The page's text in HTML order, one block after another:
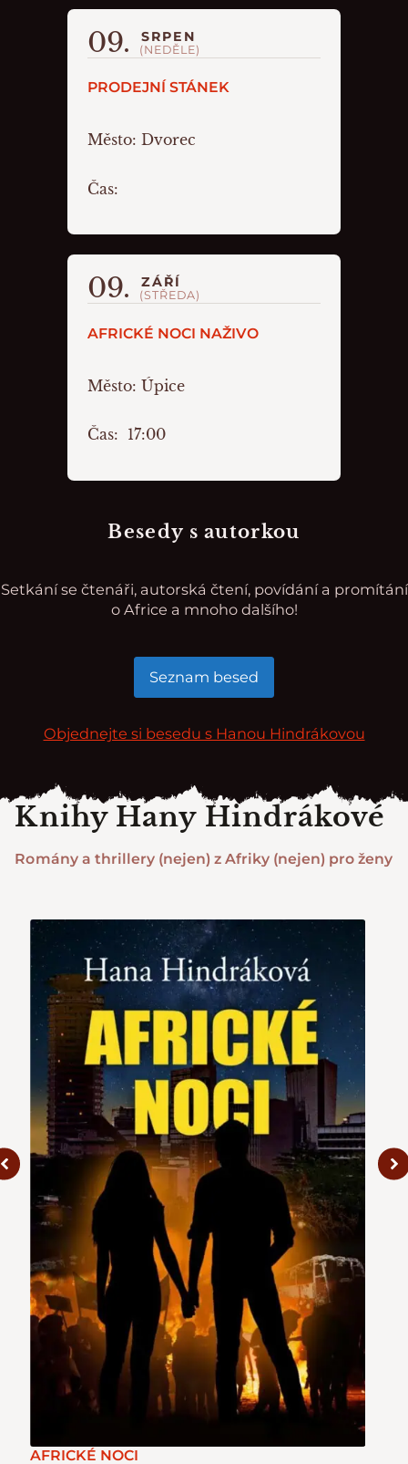
Besedy s autorkou
Setkání se čtenáři, autorská čtení, povídání a promítání
o Africe a mnoho dalšího!
Seznam besed
PRODEJNÍ STÁNEK
Město:Dvorec
Čas:
09. SRPEN
(NEDĚLE)
AFRICKÉ NOCI NAŽIVO
Město:Úpice
Čas: 17:00
09. ZÁŘÍ
(STŘEDA)
Objednejte si besedu s Hanou Hindrákovou
Knihy Hany Hindrákové
Romány a thrillery (nejen) z Afriky (nejen) pro ženy
AFRICKÉ NOCI